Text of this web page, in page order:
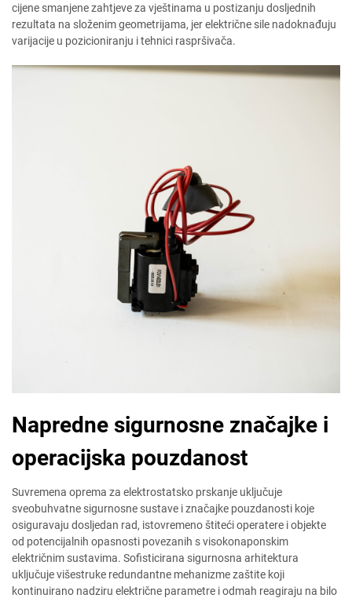
cijene smanjene zahtjeve za vještinama u postizanju dosljednih
rezultata na složenim geometrijama, jer električne sile nadoknađuju
varijacije u pozicioniranju i tehnici raspršivača.
Napredne sigurnosne značajke i
operacijska pouzdanost
Suvremena oprema za elektrostatsko prskanje uključuje
sveobuhvatne sigurnosne sustave i značajke pouzdanosti koje
osiguravaju dosljedan rad, istovremeno štiteći operatere i objekte
od potencijalnih opasnosti povezanih s visokonaponskim
električnim sustavima. Sofisticirana sigurnosna arhitektura
uključuje višestruke redundantne mehanizme zaštite koji
kontinuirano nadziru električne parametre i odmah reagiraju na bilo